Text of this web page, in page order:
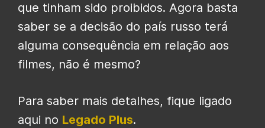
que tinham sido proibidos. Agora basta
saber se a decisão do país russo terá
alguma consequência em relação aos
filmes, não é mesmo?
Para saber mais detalhes, fique ligado
aqui no Legado Plus.